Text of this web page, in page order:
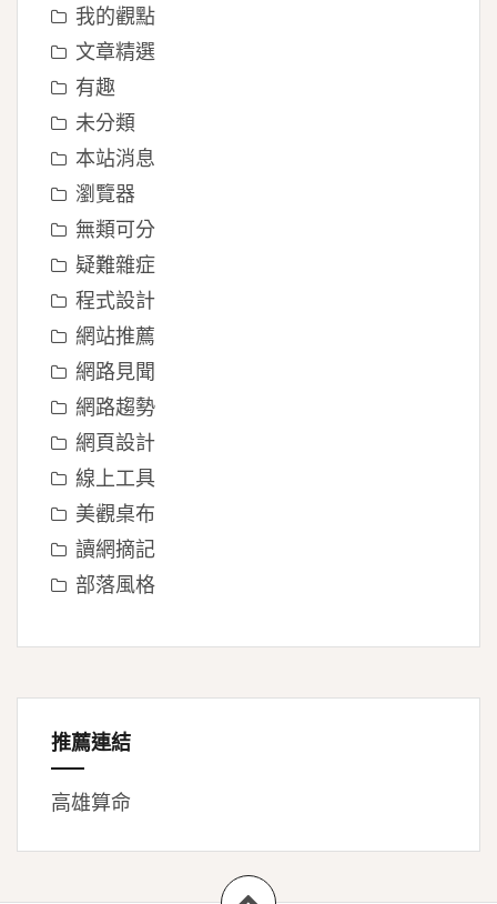
我的觀點
文章精選
有趣
未分類
本站消息
瀏覽器
無類可分
疑難雜症
程式設計
網站推薦
網路見聞
網路趨勢
網頁設計
線上工具
美觀桌布
讀網摘記
部落風格
推薦連結
高雄算命